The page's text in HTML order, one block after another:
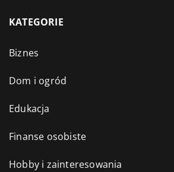
KATEGORIE
Biznes
Dom i ogród
Edukacja
Finanse osobiste
Hobby i zainteresowania